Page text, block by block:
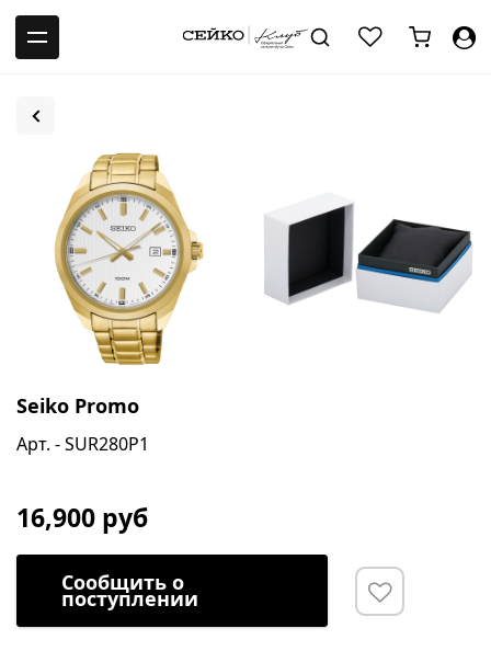
Seiko Promo
Арт. - SUR280P1
16,900 руб
Сообщить о
поступлении